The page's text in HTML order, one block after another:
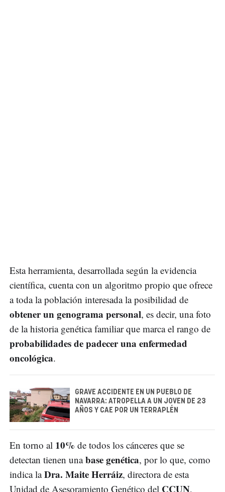
Esta herramienta, desarrollada según la evidencia
científica, cuenta con un algoritmo propio que ofrece
a toda la población interesada la posibilidad de
obtener un genograma personal, es decir, una foto
de la historia genética familiar que marca el rango de
probabilidades de padecer una enfermedad
oncológica.
GRAVE ACCIDENTE EN UN PUEBLO DE
NAVARRA: ATROPELLA A UN JOVEN DE 23
AÑOS Y CAE POR UN TERRAPLÉN
En torno al 10% de todos los cánceres que se
detectan tienen unabase genética, por lo que, como
indica laDra. Maite Herráiz, directora de esta
Unidad de Asesoramiento Genético del CCUN,